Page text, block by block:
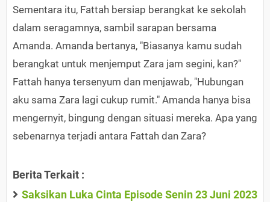
Sementara itu, Fattah bersiap berangkat ke sekolah
dalam seragamnya, sambil sarapan bersama
Amanda. Amanda bertanya, "Biasanya kamu sudah
berangkat untuk menjemput Zara jam segini, kan?"
Fattah hanya tersenyum dan menjawab, "Hubungan
aku sama Zara lagi cukup rumit." Amanda hanya bisa
mengernyit, bingung dengan situasi mereka. Apa yang
sebenarnya terjadi antara Fattah dan Zara?
Berita Terkait :
Saksikan Luka Cinta Episode Senin 23 Juni 2023